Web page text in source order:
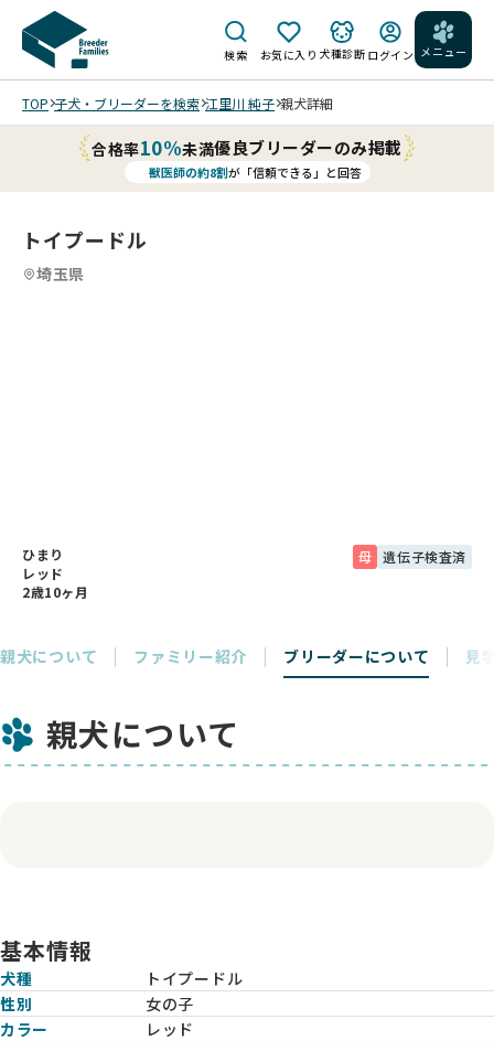
検索 お気に入り 犬種診断 ログイン メニュー
TOP 子犬・ブリーダーを検索 江里川 純子 親犬詳細
合格率10%未満優良ブリーダーのみ掲載
獣医師の約8割が「信頼できる」と回答
トイプードル
埼玉県
ひまり
レッド
2歳10ヶ月
母 遺伝子検査済
親犬について ファミリー紹介 ブリーダーについて 見
親犬について
基本情報
犬種
トイプードル
性別
女の子
カラー
レッド